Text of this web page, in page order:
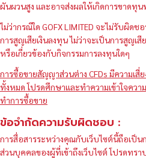
ผันผวนสูง และอาจส่งผลให้เกิดการขาดทุน
ไม่ว่ากรณีใด GOFX LIMITED จะไม่รับผิ
การสูญเสียเงินลงทุน ไม่ว่าจะเป็นการสูญเ
หรือเกี่ยวข้องกับกิจกรรมการลงทุนใดๆ
การซื้อขายสัญญาส่วนต่าง CFDs มีความเสี่
ทั้งหมด โปรดศึกษาและทำความเข้าใจควา
ทำการซื้อขาย
ข้อจำกัดความรับผิดชอบ :
การสื่อสารระหว่างคุณกับเว็บไซต์นี้ถือเป็น
ส่วนบุคคลของผู้ที่เข้าถึงเว็บไซต์ โปรดทร